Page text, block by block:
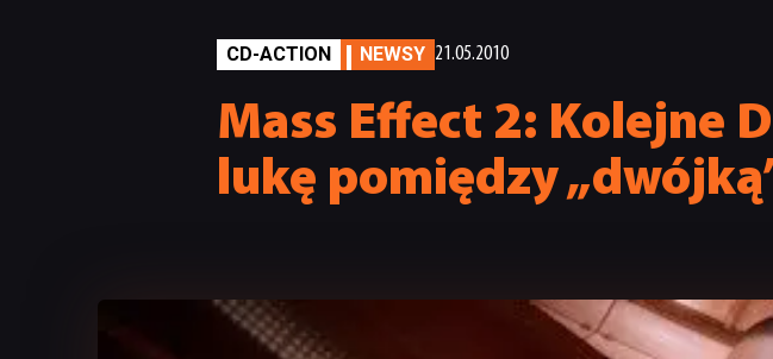
CD-ACTION NEWSY 21.05.2010
Mass Effect 2: Kolejne
lukę pomiędzy